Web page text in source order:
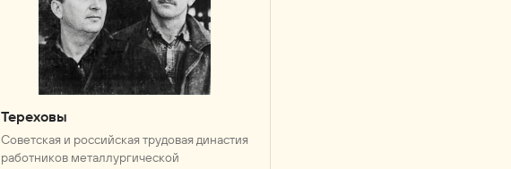
Тереховы
Советская и российская трудовая династия
работников металлургической